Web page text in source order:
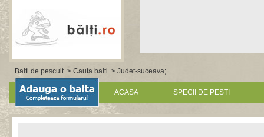
Balti de pescuit> Cauta balti > Judet-suceava;
ACASA SPECII DE PESTI